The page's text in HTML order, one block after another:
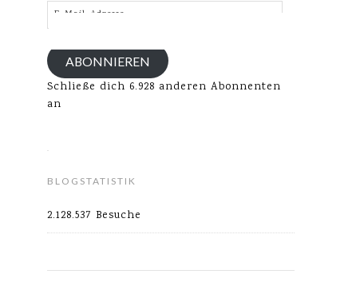
E-
Mail-
ABONNIEREN
Schließe dich 6.928 anderen Abonnenten
an
BLOGSTATISTIK
2.128.537 Besuche